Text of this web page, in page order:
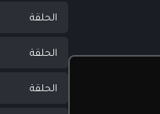
الحلقة
الحلقة
الحلقة